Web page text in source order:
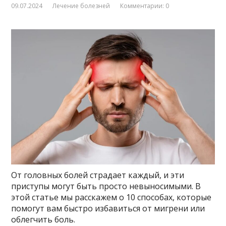
09.07.2024 Лечение болезней Комментарии: 0
От головных болей страдает каждый, и эти
приступы могут быть просто невыносимыми. В
этой статье мы расскажем о 10 способах, которые
помогут вам быстро избавиться от мигрени или
облегчить боль.